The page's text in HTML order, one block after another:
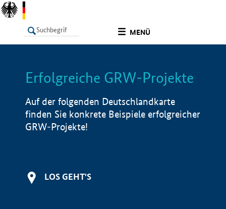
MENÜ
LISTE Info
Erfolgreiche GRW-Projekte
Auf der folgenden Deutschlandkarte
finden Sie konkrete Beispiele erfolgreicher
GRW-Projekte!
LOS GEHT'S